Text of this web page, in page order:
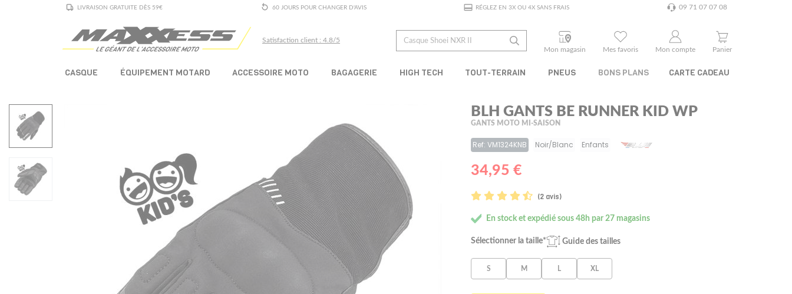
LIVRAISON GRATUITE DÈS 59€ 60 JOURS POUR CHANGER D'AVIS RÉGLEZ EN 3X OU 4X SANS FRAIS 09 71 07 07 08
Satisfaction client : 4.8/5
Mon magasin
Mes favoris Mon compte Panier
CASQUE ÉQUIPEMENT MOTARD ACCESSOIRE MOTO BAGAGERIE HIGH TECH TOUT-TERRAIN PNEUS BONS PLANS CARTE CADEAU
BLH GANTS BE RUNNER KID WP
GANTS MOTO MI-SAISON
Ref: VM1324KNB Noir/Blanc Enfants
34,95 €
(2 avis)
En stock et expédié sous 48h par 27 magasins
Sélectionner la taille* Guide des tailles
S M L XL